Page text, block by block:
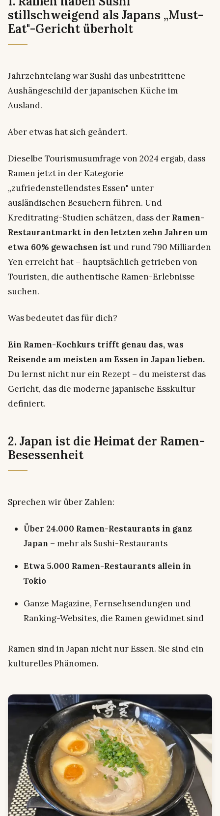
stillschweigend als Japans „Must-
Eat"-Gericht überholt
Jahrzehntelang war Sushi das unbestrittene
Aushängeschild der japanischen Küche im
Ausland.
Aber etwas hat sich geändert.
Dieselbe Tourismusumfrage von 2024 ergab, dass
Ramen jetzt in der Kategorie
„zufriedenstellendstes Essen" unter
ausländischen Besuchern führen. Und
Kreditrating-Studien schätzen, dass der Ramen-
Restaurantmarkt in den letzten zehn Jahren um
etwa 60% gewachsen ist und rund 790 Milliarden
Yen erreicht hat – hauptsächlich getrieben von
Touristen, die authentische Ramen-Erlebnisse
suchen.
Was bedeutet das für dich?
Ein Ramen-Kochkurs trifft genau das, was
Reisende am meisten am Essen in Japan lieben.
Du lernst nicht nur ein Rezept – du meisterst das
Gericht, das die moderne japanische Esskultur
definiert.
2. Japan ist die Heimat der Ramen-
Besessenheit
Sprechen wir über Zahlen:
Über 24.000 Ramen-Restaurants in ganz
Japan – mehr als Sushi-Restaurants
Etwa 5.000 Ramen-Restaurants allein in
Tokio
Ganze Magazine, Fernsehsendungen und
Ranking-Websites, die Ramen gewidmet sind
Ramen sind in Japan nicht nur Essen. Sie sind ein
kulturelles Phänomen.